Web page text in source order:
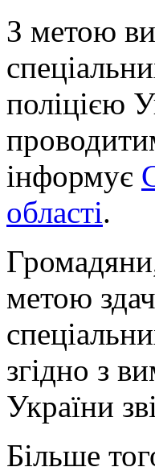
З метою
поліцією
інформує
області.
метою
згідно з
України
Більше